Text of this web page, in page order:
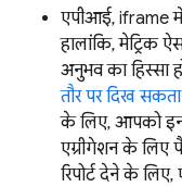
एपीआई, iframe में
हालांकि, मेट्रिक
अनुभव का हिस्सा
तौर पर दिख
के लिए, आपको इन
एग्रीगेशन के लिए
रिपोर्ट देने के